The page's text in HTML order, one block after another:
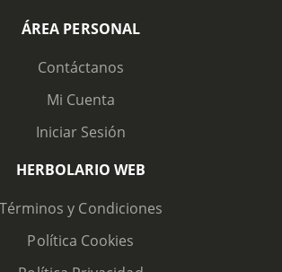
ÁREA PERSONAL
Contáctanos
Mi Cuenta
Iniciar Sesión
HERBOLARIO WEB
Términos y Condiciones
Política Cookies